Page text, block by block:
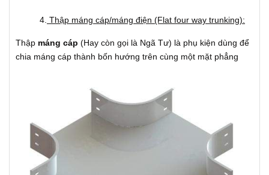
4. Thập máng cáp/máng điện (Flat four way trunking):
Thập máng cáp (Hay còn gọi là Ngã Tư) là phụ kiện dùng để
chia máng cáp thành bốn hướng trên cùng một mặt phẳng